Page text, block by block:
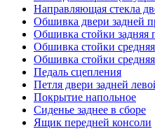
Направляющая стекла
Обшивка двери задней
Обшивка стойки задняя
Обшивка стойки
Обшивка стойки
Педаль сцепления
Петля двери задней
Покрытие напольное
Сиденье заднее в сборе
Ящик передней консоли